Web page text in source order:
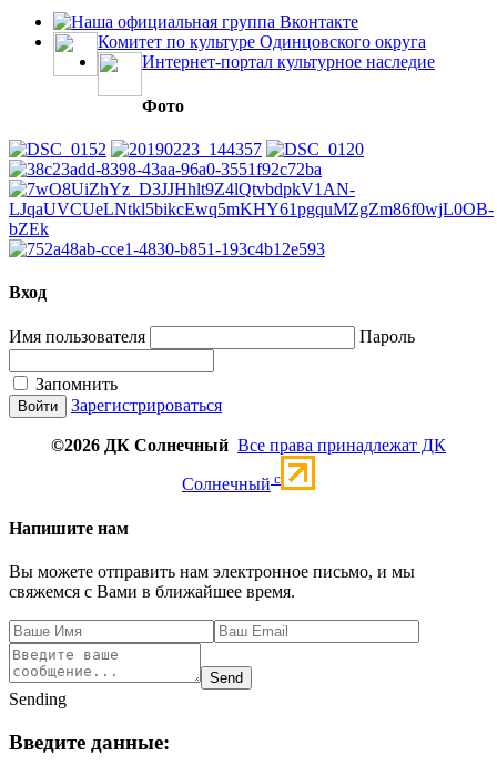
Наша официальная группа Вконтакте
Комитет по культуре Одинцовского округа
Интернет-портал культурное наследие
Фото
Вход
Имя пользователя Пароль
Запомнить
Зарегистрироваться
©2026 ДК Солнечный Все права принадлежат ДК
Солнечный c
Напишите нам
Вы можете отправить нам электронное письмо, и мы
свяжемся с Вами в ближайшее время.
Send
Sending
Введите данные: